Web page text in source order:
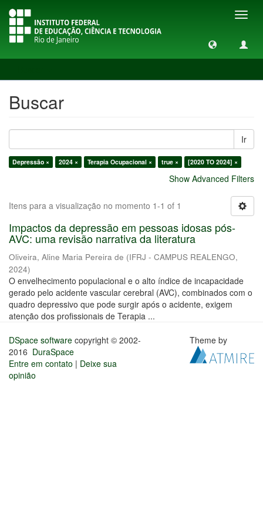
Buscar
Ir
Depressão × 2024 × Terapia Ocupacional × true × [2020 TO 2024] ×
Show Advanced Filters
Itens para a visualização no momento 1-1 of 1
Impactos da depressão em pessoas idosas pós-
AVC: uma revisão narrativa da literatura
Oliveira, Aline Maria Pereira de (IFRJ - CAMPUS REALENGO,
2024)
O envelhecimento populacional e o alto índice de incapacidade
gerado pelo acidente vascular cerebral (AVC), combinados com o
quadro depressivo que pode surgir após o acidente, exigem
atenção dos profissionais de Terapia ...
DSpace software copyright © 2002-
2016 DuraSpace
Entre em contato | Deixe sua
opinião
Theme by